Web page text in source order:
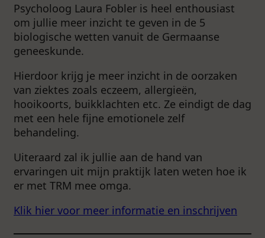
Psycholoog Laura Fobler is heel enthousiast
om jullie meer inzicht te geven in de 5
biologische wetten vanuit de Germaanse
geneeskunde.
Hierdoor krijg je meer inzicht in de oorzaken
van ziektes zoals eczeem, allergieën,
hooikoorts, buikklachten etc. Ze eindigt de dag
met een hele fijne emotionele zelf
behandeling.
Uiteraard zal ik jullie aan de hand van
ervaringen uit mijn praktijk laten weten hoe ik
er met TRM mee omga.
Klik hier voor meer informatie en inschrijven